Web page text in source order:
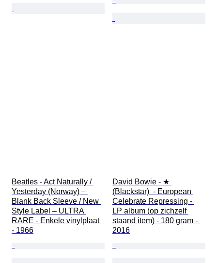
Beatles - Act Naturally /
Yesterday (Norway) –
Blank Back Sleeve / New
Style Label – ULTRA
RARE - Enkele vinylplaat
- 1966
David Bowie - ★
(Blackstar)  - European
Celebrate Repressing -
LP album (op zichzelf
staand item) - 180 gram -
2016